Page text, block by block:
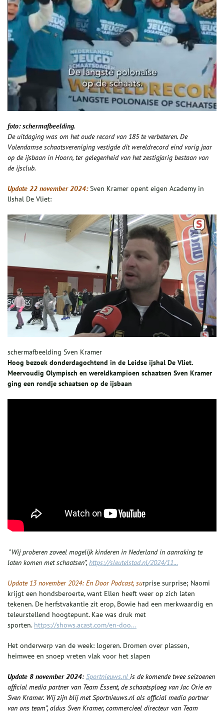
foto: schermafbeelding.
De uitdaging was om het oude record van 185 te verbeteren. De
Volendamse schaatsvereniging vestigde dit wereldrecord eind vorig jaar
op de ijsbaan in Hoorn, ter gelegenheid van het zestigjarig bestaan van
de ijsclub.
Update 22 november 2024:Sven Kramer opent eigen Academy in
IJshal De Vliet:
schermafbeelding Sven Kramer
Hoog bezoek donderdagochtend in de Leidse ijshal De Vliet.
Meervoudig Olympisch en wereldkampioen schaatsen Sven Kramer
ging een rondje schaatsen op de ijsbaan
"Wij proberen zoveel mogelijk kinderen in Nederland in aanraking te
laten komen met schaatsen”,https://sleutelstad.nl/2024/11...
Update 13 november 2024: En Door Podcast, surprise surprise; Naomi
krijgt een hondsberoerte, want Ellen heeft weer op zich laten
tekenen. De herfstvakantie zit erop, Bowie had een merkwaardig en
teleurstellend hoogtepunt. Kae was druk met
sporten. https://shows.acast.com/en-doo...
Het onderwerp van de week: logeren. Dromen over plassen,
heimwee en snoep vreten vlak voor het slapen
Update 8 november 2024: Sportnieuws.nl is de komende twee seizoenen
official media partner van Team Essent, de schaatsploeg van Jac Orie en
Sven Kramer. Wij zijn blij met Sportnieuws.nl als official media partner
van ons team”, aldus Sven Kramer, commercieel directeur van Team